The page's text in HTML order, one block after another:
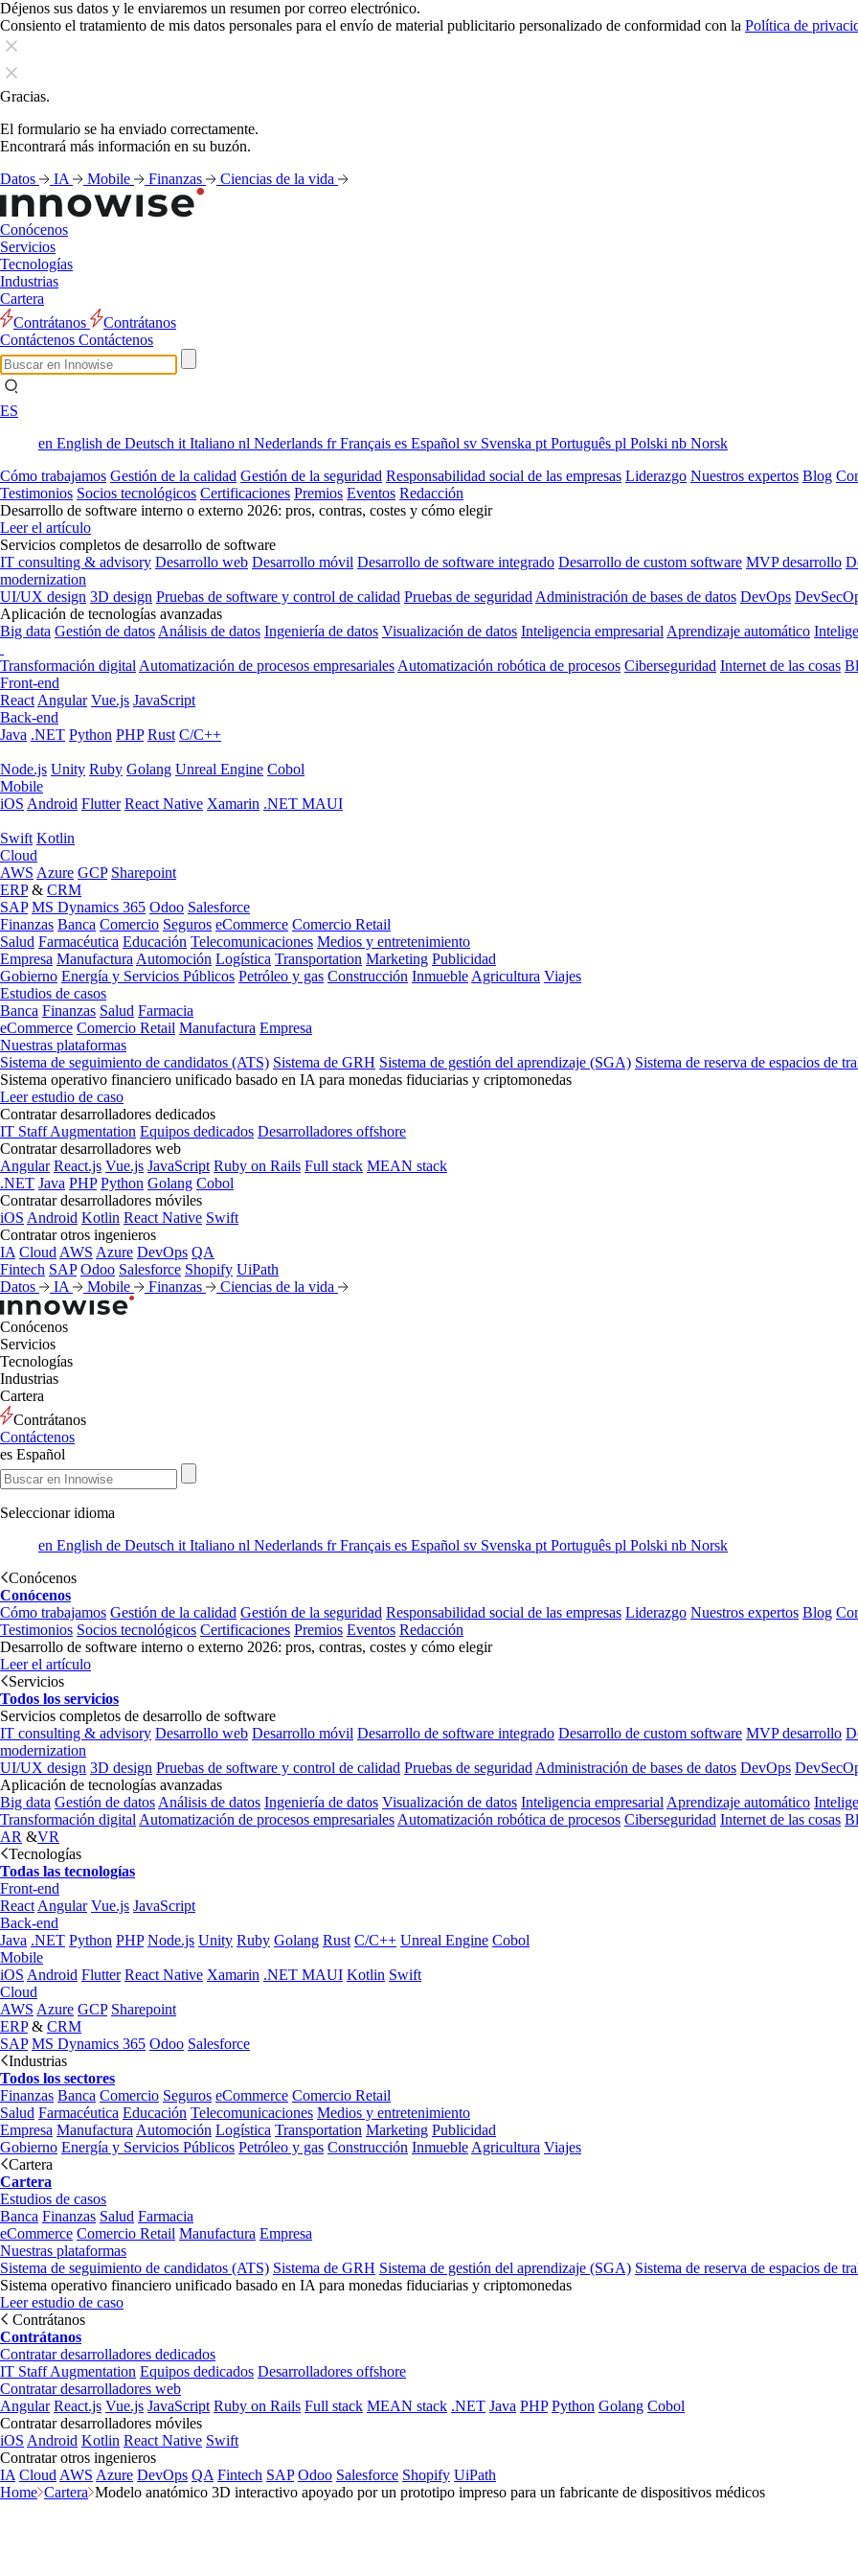
Déjenos sus datos y le enviaremos un resumen por correo electrónico.
Consiento el tratamiento de mis datos personales para el envío de material publicitario personalizado de conformidad con la Política de
Gracias.
El formulario se ha enviado correctamente.
Encontrará más información en su buzón.
Datos
IA Mobile Finanzas Ciencias de la vida
Conócenos
Servicios
Tecnologías
Industrias
Cartera
Contrátanos
Contrátanos
Contáctenos Contáctenos
ES
en English de Deutsch it Italiano nl Nederlands frFrançais es Español sv Svenska pt Português pl Polski nb Norsk
Cómo trabajamos Gestión de la calidad Gestión de la seguridad Responsabilidad social de las empresas Liderazgo Nuestros expertos Blog
Testimonios Socios tecnológicos Certificaciones Premios Eventos Redacción
Desarrollo de software interno o externo 2026: pros, contras, costes y cómo elegir
Leer el artículo
Servicios completos de desarrollo de software
IT consulting & advisory Desarrollo web Desarrollo móvil Desarrollo de software integrado Desarrollo de custom software MVP desarrollo
modernization
UI/UX design 3D design Pruebas de software y control de calidad Pruebas de seguridad Administración de bases de datos DevOps
Aplicación de tecnologías avanzadas
Big data Gestión de datos Análisis de datos Ingeniería de datos Visualización de datos Inteligencia empresarial Aprendizaje automático
Transformación digital Automatización de procesos empresariales Automatización robótica de procesos Ciberseguridad Internet de las cosas
Front-end
React Angular Vue.js JavaScript
Back-end
Java .NET Python PHP Rust C/C++
Node.js Unity Ruby Golang Unreal Engine Cobol
Mobile
iOS Android Flutter React Native Xamarin .NET MAUI
Swift Kotlin
Cloud
AWS Azure GCP Sharepoint
ERP& CRM
SAP MS Dynamics 365 Odoo Salesforce
Finanzas Banca Comercio Seguros eCommerce Comercio Retail
Salud Farmacéutica Educación Telecomunicaciones Medios y entretenimiento
Empresa Manufactura Automoción Logística Transportation Marketing Publicidad
Gobierno Energía y Servicios Públicos Petróleo y gas Construcción Inmueble Agricultura Viajes
Estudios de casos
Banca Finanzas Salud Farmacia
eCommerce Comercio Retail Manufactura Empresa
Nuestras plataformas
Sistema de seguimiento de candidatos (ATS) Sistema de GRH Sistema de gestión del aprendizaje (SGA) Sistema de reserva de espacios de
Sistema operativo financiero unificado basado en IA para monedas fiduciarias y criptomonedas
Leer estudio de caso
Contratar desarrolladores dedicados
IT Staff Augmentation Equipos dedicados Desarrolladores offshore
Contratar desarrolladores web
Angular React.js Vue.js JavaScript Ruby on Rails Full stack MEAN stack
.NET Java PHP Python Golang Cobol
Contratar desarrolladores móviles
iOS Android Kotlin React Native Swift
Contratar otros ingenieros
IA Cloud AWS Azure DevOps QA
Fintech SAP Odoo Salesforce Shopify UiPath
Datos
IA Mobile Finanzas Ciencias de la vida
Conócenos
Servicios
Tecnologías
Industrias
Cartera
Contrátanos
Contáctenos
es Español
Seleccionar idioma
en English de Deutsch it Italiano nl Nederlands frFrançais es Español sv Svenska pt Português pl Polski nb Norsk
Conócenos
Conócenos
Cómo trabajamos Gestión de la calidad Gestión de la seguridad Responsabilidad social de las empresas Liderazgo Nuestros expertos Blog
Testimonios Socios tecnológicos Certificaciones Premios Eventos Redacción
Desarrollo de software interno o externo 2026: pros, contras, costes y cómo elegir
Leer el artículo
Servicios
Todos los servicios
Servicios completos de desarrollo de software
IT consulting & advisory Desarrollo web Desarrollo móvil Desarrollo de software integrado Desarrollo de custom software MVP desarrollo
modernization
UI/UX design 3D design Pruebas de software y control de calidad Pruebas de seguridad Administración de bases de datos DevOps
Aplicación de tecnologías avanzadas
Big data Gestión de datos Análisis de datos Ingeniería de datos Visualización de datos Inteligencia empresarial Aprendizaje automático
Transformación digital Automatización de procesos empresariales Automatización robótica de procesos Ciberseguridad Internet de las cosas
AR &VR
Tecnologías
Todas las tecnologías
Front-end
React Angular Vue.js JavaScript
Back-end
Java .NET Python PHP Node.js Unity Ruby Golang Rust C/C++ Unreal Engine Cobol
Mobile
iOS Android Flutter React Native Xamarin .NET MAUI Kotlin Swift
Cloud
AWS Azure GCP Sharepoint
ERP& CRM
SAP MS Dynamics 365 Odoo Salesforce
Industrias
Todos los sectores
Finanzas Banca Comercio Seguros eCommerce Comercio Retail
Salud Farmacéutica Educación Telecomunicaciones Medios y entretenimiento
Empresa Manufactura Automoción Logística Transportation Marketing Publicidad
Gobierno Energía y Servicios Públicos Petróleo y gas Construcción Inmueble Agricultura Viajes
Cartera
Cartera
Estudios de casos
Banca Finanzas Salud Farmacia
eCommerce Comercio Retail Manufactura Empresa
Nuestras plataformas
Sistema de seguimiento de candidatos (ATS) Sistema de GRH Sistema de gestión del aprendizaje (SGA) Sistema de reserva de espacios de
Sistema operativo financiero unificado basado en IA para monedas fiduciarias y criptomonedas
Leer estudio de caso
Contrátanos
Contrátanos
Contratar desarrolladores dedicados
IT Staff Augmentation Equipos dedicados Desarrolladores offshore
Contratar desarrolladores web
Angular React.js Vue.js JavaScript Ruby on Rails Full stack MEAN stack .NET Java PHP Python Golang Cobol
Contratar desarrolladores móviles
iOS Android Kotlin React Native Swift
Contratar otros ingenieros
IA Cloud AWS Azure DevOps QA Fintech SAP Odoo Salesforce Shopify UiPath
Home Cartera Modelo anatómico 3D interactivo apoyado por un prototipo impreso para un fabricante de dispositivos médicos